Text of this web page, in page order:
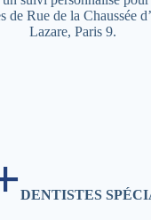
Rue de la Chaussée
Lazare, Paris 9.
DENTISTES